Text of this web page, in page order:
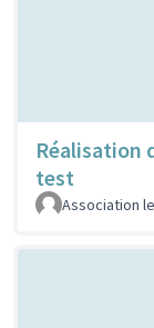
Réalisation
test
Association